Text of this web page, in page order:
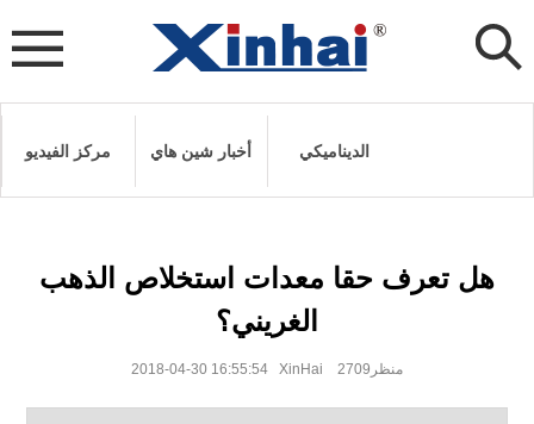
مركز الفيديو أخبار شين هاي الديناميكي
هل تعرف حقا معدات استخلاص الذهب
الغريني؟
2018-04-30 16:55:54 XinHai منظر2709